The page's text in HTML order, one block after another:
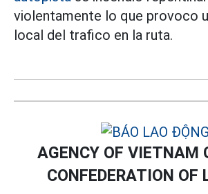
violentamente lo que provoco
local del trafico en la ruta.
AGENCY OF VIETNAM
CONFEDERATION OF